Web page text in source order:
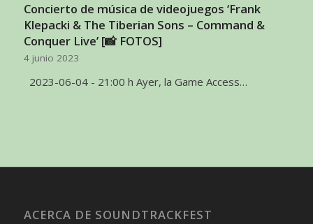
Concierto de música de videojuegos ‘Frank
Klepacki & The Tiberian Sons – Command &
Conquer Live’ [📸 FOTOS]
4 junio 2023
2023-06-04 - 21:00 h Ayer, la Game Access…
ACERCA DE SOUNDTRACKFEST